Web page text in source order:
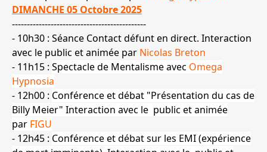
DIMANCHE 05 Octobre 2025
---------------------------------------------
- 10h30 : Séance Contact défunt en direct. Interaction
avec le public et animée par Nicolas Breton
- 11h15 : Spectacle de Mentalisme avec Omega
Hypnosia
- 12h00 : Conférence et débat "Présentation du cas de
Billy Meier" Interaction avec le public et animée
par FIGU
- 12h45 : Conférence et débat sur les EMI (expérience